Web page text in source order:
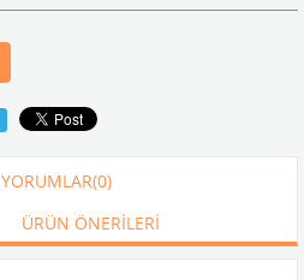
YORUMLAR(0)
ÜRÜN ÖNERILERI